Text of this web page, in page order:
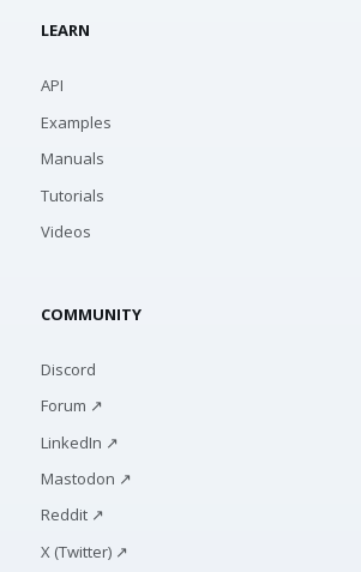
LEARN
API
Examples
Manuals
Tutorials
Videos
COMMUNITY
Discord
Forum ↗
LinkedIn ↗
Mastodon ↗
Reddit ↗
X (Twitter) ↗